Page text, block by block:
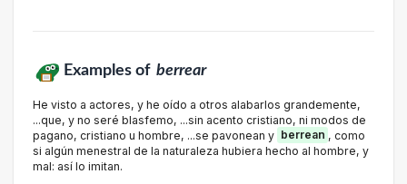
Examples of berrear
He visto a actores, y he oído a otros alabarlos grandemente,
...que, y no seré blasfemo, ...sin acento cristiano, ni modos de
pagano, cristiano u hombre, ...se pavonean y berrean , como
si algún menestral de la naturaleza hubiera hecho al hombre, y
mal: así lo imitan.